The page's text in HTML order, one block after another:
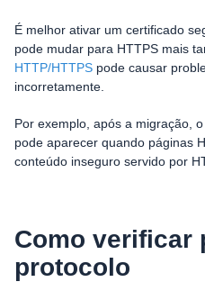
É melhor ativar um certificado
pode mudar para HTTPS mais
HTTP/HTTPS pode causar
incorretamente.
Por exemplo, após a migração,
pode aparecer quando páginas
conteúdo inseguro servido por
Como verificar
protocolo